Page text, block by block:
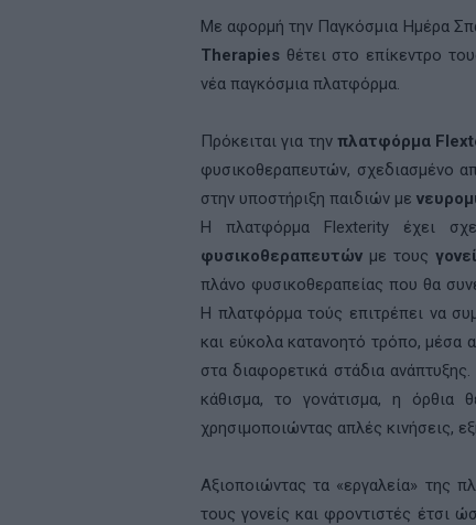
Με αφορμή την Παγκόσμια Ημέρα
Therapies θέτει στο επίκεντρο
νέα παγκόσμια πλατφόρμα.
Πρόκειται για τηνπλατφόρμα
φυσικοθεραπευτών, σχεδιασμένο
στην υποστήριξη παιδιών με
Η πλατφόρμα Flexterity έχει
φυσικοθεραπευτών με τους
πλάνο φυσικοθεραπείας που θα
Η πλατφόρμα τούς επιτρέπει να
και εύκολα κατανοητό τρόπο, μέσα
στα διαφορετικά στάδια
κάθισμα, το γονάτισμα, η όρθια
χρησιμοποιώντας απλές κινήσεις,
Αξιοποιώντας τα «εργαλεία» της
τους γονείς και φροντιστές έτσι